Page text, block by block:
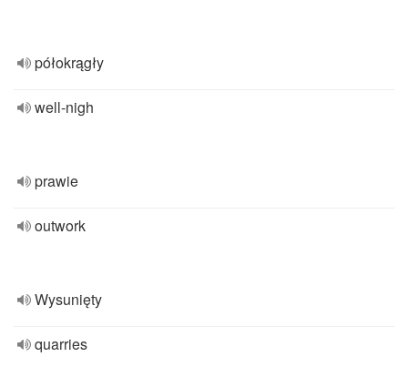
półokrągły
well-nigh
prawie
outwork
Wysunięty
quarries